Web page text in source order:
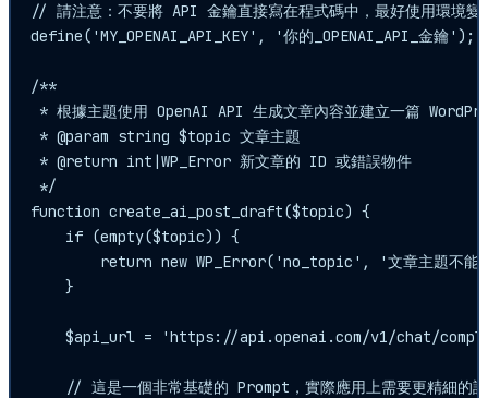
// 請注意：不要將 API 金鑰直接寫在程式碼中，最好使用環境
define('MY_OPENAI_API_KEY', '你的_OPENAI_API_金鑰');
/**
* 根據主題使用 OpenAI API 生成文章內容並建立一篇
* @param string $topic 文章主題
* @return int|WP_Error 新文章的 ID 或錯誤物件
*/
function create_ai_post_draft($topic) {
    if (empty($topic)) {
return new WP_Error('no_topic', '文章主題不能
    }
$api_url = 'https://api.openai.com/v1/chat/
// 這是一個非常基礎的 Prompt，實際應用上需要更精細的